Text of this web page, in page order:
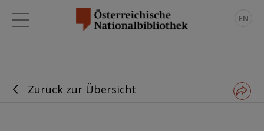
EN
Zurück zur Übersicht